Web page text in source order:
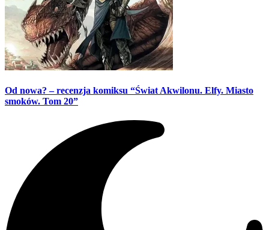
Od nowa? – recenzja komiksu “Świat Akwilonu. Elfy. Miasto
smoków. Tom 20”